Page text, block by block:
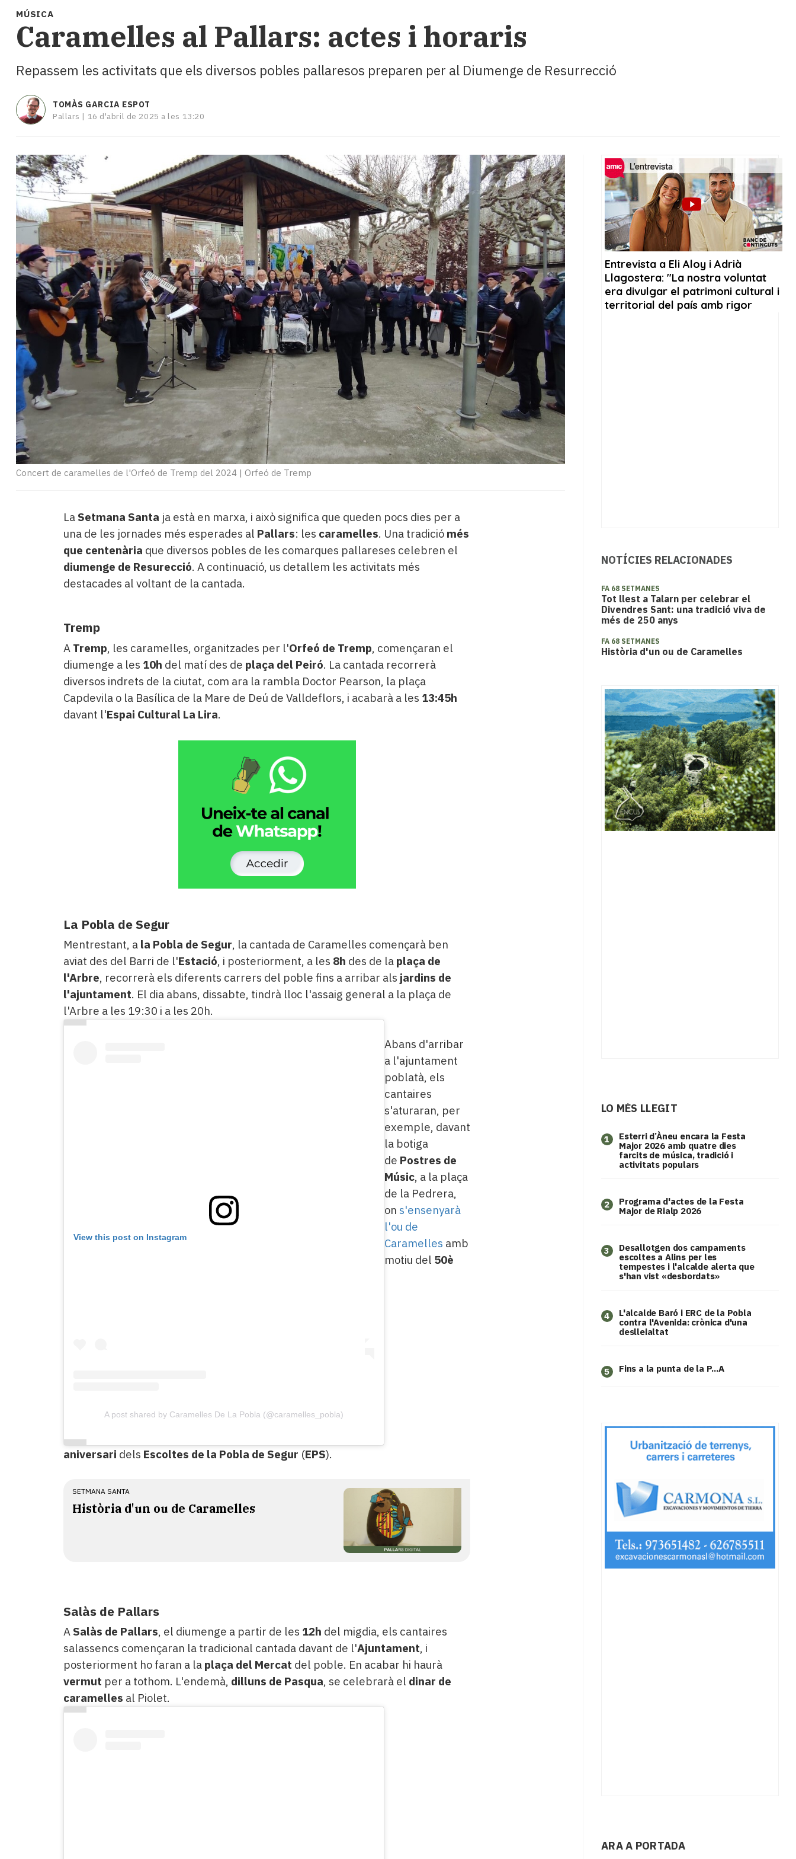
i
turisme
Cultura
Esports
Mai
tant!
i
mitjans
Reportatges
Entrevistes
Enquestes
A
escena!
Dis
la
teva!
Subscriptors
La
newsletter
del
Pallars
Contingut
patrocinat
Lo
més
llegit...
Editorial
MÚSICA
Caramelles al Pallars: actes i horaris
Repassem les activitats que els diversos pobles pallaresos preparen per al Diumenge de Resurrecció
TOMÀS GARCIA ESPOT
Pallars | 16 d'abril de 2025 a les 13:20
Concert de caramelles de l'Orfeó de Tremp del 2024 | Orfeó de Tremp
La Setmana Santa ja està en marxa, i això significa que queden pocs dies per a
una de les jornades més esperades al Pallars: les caramelles. Una tradició més
que centenària que diversos pobles de les comarques pallareses celebren el
diumenge de Resurecció. A continuació, us detallem les activitats més
destacades al voltant de la cantada.
Tremp
A Tremp, les caramelles, organitzades per l'Orfeó de Tremp, començaran el
diumenge a les 10h del matí des de plaça del Peiró. La cantada recorrerà
diversos indrets de la ciutat, com ara la rambla Doctor Pearson, la plaça
Capdevila o la Basílica de la Mare de Deú de Valldeflors, i acabarà a les 13:45h
davant l'Espai Cultural La Lira.
La Pobla de Segur
Mentrestant, a la Pobla de Segur, la cantada de Caramelles començarà ben
aviat des del Barri de l'Estació, i posteriorment, a les 8h des de la plaça de
l'Arbre, recorrerà els diferents carrers del poble fins a arribar als jardins de
l'ajuntament. El dia abans, dissabte, tindrà lloc l'assaig general a la plaça de
l'Arbre a les 19:30 i a les 20h.
View this post on Instagram
A post shared by Caramelles De La Pobla (@caramelles_pobla)
​Abans d'arribar
a l'ajuntament
poblatà, els
cantaires
s'aturaran, per
exemple, davant
la botiga
de Postres de
Músic, a la plaça
de la Pedrera,
on s'ensenyarà
l'ou de
Caramelles amb
motiu del 50è
aniversari dels Escoltes de la Pobla de Segur (EPS).
SETMANA SANTA
Història d'un ou de Caramelles
Salàs de Pallars
A Salàs de Pallars, el diumenge a partir de les 12h del migdia, els cantaires
salassencs començaran la tradicional cantada davant de l'Ajuntament, i
posteriorment ho faran a la plaça del Mercat del poble. En acabar hi haurà
vermut per a tothom. L'endemà, dilluns de Pasqua, se celebrarà el dinar de
caramelles al Piolet.
NOTÍCIES RELACIONADES
FA 68 SETMANES
Tot llest a Talarn per celebrar el
Divendres Sant: una tradició viva de
més de 250 anys
FA 68 SETMANES
Història d'un ou de Caramelles
LO MÉS LLEGIT
1
Esterri d’Àneu encara la Festa
Major 2026 amb quatre dies
farcits de música, tradició i
activitats populars
2
Programa d'actes de la Festa
Major de Rialp 2026
3
​Desallotgen dos campaments
escoltes a Alins per les
tempestes i l'alcalde alerta que
s'han vist «desbordats»
4
L'alcalde Baró i ERC de la Pobla
contra l'Avenida: crònica d'una
deslleialtat
5 Fins a la punta de la P...A
ARA A PORTADA